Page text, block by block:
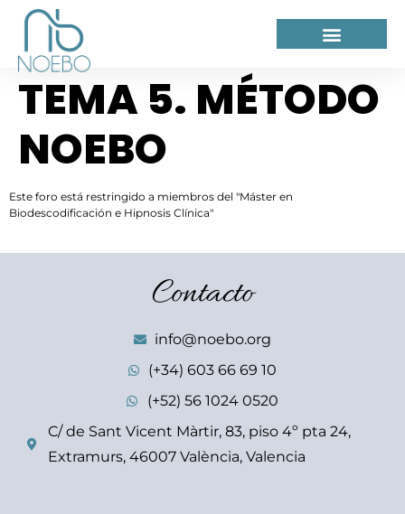
TEMA 5. MÉTODO
NOEBO
Este foro está restringido a miembros del "Máster en
Biodescodificación e Hipnosis Clínica"
Contacto
info@noebo.org
(+34) 603 66 69 10
(+52) 56 1024 0520
C/ de Sant Vicent Màrtir, 83, piso 4º pta 24,
Extramurs, 46007 València, Valencia